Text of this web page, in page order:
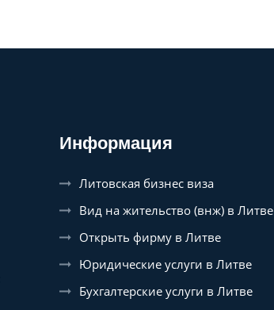
Информация
Литовская бизнес виза
Вид на жительство (внж) в Литве
Открыть фирму в Литве
Юридические услуги в Литве
Бухгалтерские услуги в Литве